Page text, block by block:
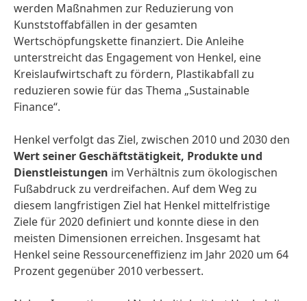
werden Maßnahmen zur Reduzierung von
Kunststoffabfällen in der gesamten
Wertschöpfungskette finanziert. Die Anleihe
unterstreicht das Engagement von Henkel, eine
Kreislaufwirtschaft zu fördern, Plastikabfall zu
reduzieren sowie für das Thema „Sustainable
Finance“.
Henkel verfolgt das Ziel, zwischen 2010 und 2030 den
Wert seiner Geschäftstätigkeit, Produkte und
Dienstleistungen im Verhältnis zum ökologischen
Fußabdruck zu verdreifachen. Auf dem Weg zu
diesem langfristigen Ziel hat Henkel mittelfristige
Ziele für 2020 definiert und konnte diese in den
meisten Dimensionen erreichen. Insgesamt hat
Henkel seine Ressourceneffizienz im Jahr 2020 um 64
Prozent gegenüber 2010 verbessert.